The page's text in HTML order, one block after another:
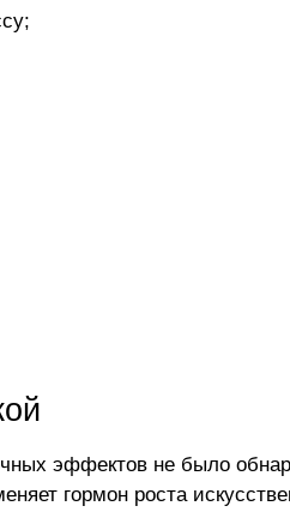
эффектов не было
гормон роста